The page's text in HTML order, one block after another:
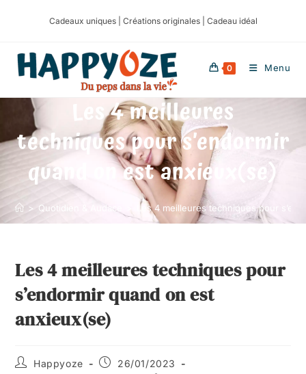
Cadeaux uniques | Créations originales | Cadeau idéal
0 Menu
Les 4 meilleures
techniques pour s’endormir
quand on est anxieux(se)
> Quotidien & Audace Les 4 meilleures techniques pour
Les 4 meilleures techniques pour
s’endormir quand on est
anxieux(se)
Happyoze
26/01/2023